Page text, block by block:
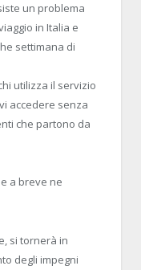
un problema
in Italia e
settimana di
utilizza il servizio
accedere senza
che partono da
a breve ne
si tornerà in
degli impegni